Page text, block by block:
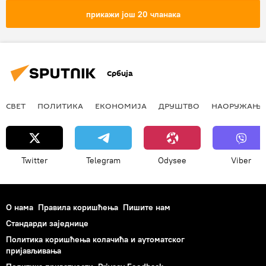
прикажи још 20 чланака
Србија
СВЕТ ПОЛИТИКА ЕКОНОМИЈА ДРУШТВО НАОРУЖАЊЕ
Twitter Telegram Odysee Viber
О нама Правила коришћења Пишите нам
Стандарди заједнице
Политика коришћења колачића и аутоматског
пријављивања